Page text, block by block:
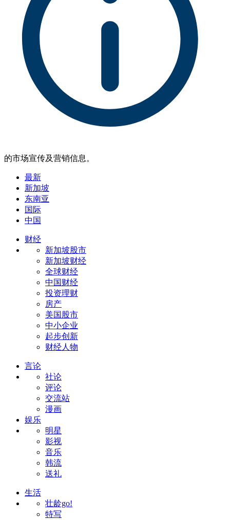
的市场宣传及营销信息。
最新
新加坡
东南亚
国际
中国
财经
新加坡股市
新加坡财经
全球财经
中国财经
投资理财
房产
美国股市
中小企业
起步创新
财经人物
言论
社论
评论
交流站
漫画
娱乐
明星
影视
音乐
韩流
送礼
生活
壮龄go!
特写